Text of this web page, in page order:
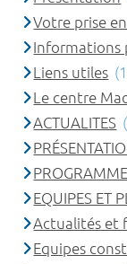
Votre prise
Informations
Liens utiles
Le centre
ACTUALITES
EQUIPES ET
Actualités et
Equipes